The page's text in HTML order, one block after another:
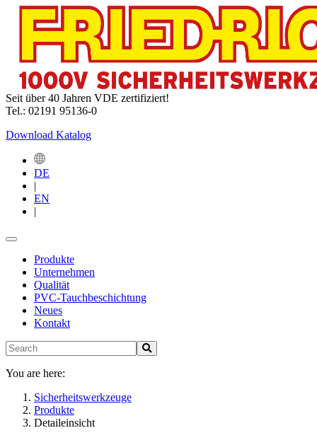
Seit über 40 Jahren VDE zertifiziert!
Tel.: 02191 95136-0
Download Katalog
DE
|
EN
|
Produkte
Unternehmen
Qualität
PVC-Tauchbeschichtung
Neues
Kontakt
You are here:
Sicherheitswerkzeuge
Produkte
Detaileinsicht